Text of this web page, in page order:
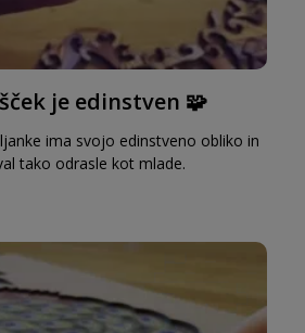
je edinstven 🧩
ima svojo edinstveno obliko in
tako odrasle kot mlade.